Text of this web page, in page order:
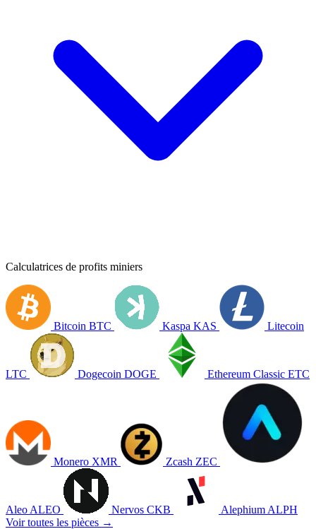
Calculatrices de profits miniers
Bitcoin BTC Kaspa KAS Litecoin
LTC Dogecoin DOGE Ethereum Classic ETC
Monero XMR Zcash ZEC
Aleo ALEO Nervos CKB Alephium ALPH
Voir toutes les pièces →